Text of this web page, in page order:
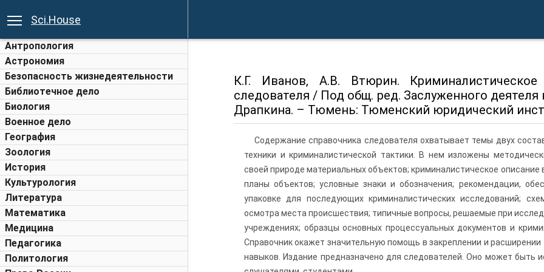
Sci.House
Антропология
Астрономия
Безопасность жизнедеятельности
Библиотечное дело
Биология
Военное дело
География
Зоология
История
Культурология
Литература
Математика
Медицина
Педагогика
Политология
К.Г. Иванов, А.В. Втюрин.
следователя / Под общ. ред. Заслуженного
Драпкина. – Тюмень: Тюменский юридический
Содержание справочника следователя охватывает темы двух
техники и криминалистической тактики. В нем изложены
своей природе материальных объектов; криминалистическое
планы объектов; условные знаки и обозначения; рекомендации,
упаковке для последующих криминалистических исследований;
осмотра места происшествия; типичные вопросы, решаемые при
учреждениях; образцы основных процессуальных документов и
Справочник окажет значительную помощь в закреплении и расширении
навыков. Издание предназначено для следователей. Оно может быть